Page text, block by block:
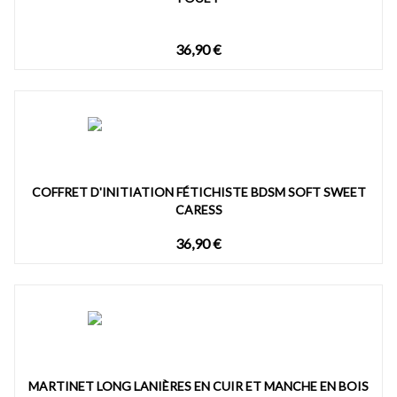
36,90 €
COFFRET D'INITIATION FÉTICHISTE BDSM SOFT SWEET
CARESS
36,90 €
MARTINET LONG LANIÈRES EN CUIR ET MANCHE EN BOIS